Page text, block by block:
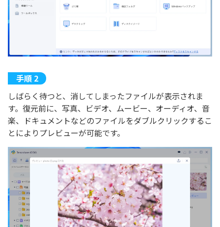
しばらく待つと、消してしまったファイルが表示されま
す。復元前に、写真、ビデオ、ムービー、オーディオ、音
楽、ドキュメントなどのファイルをダブルクリックするこ
とによりプレビューが可能です。